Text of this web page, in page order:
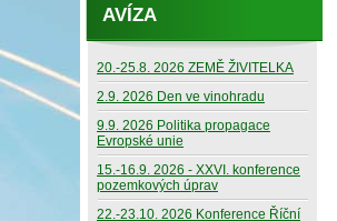
AVÍZA
20.-25.8. 2026 ZEMĚ ŽIVITELKA
2.9. 2026 Den ve vinohradu
9.9. 2026 Politika propagace
Evropské unie
15.-16.9. 2026 - XXVI. konference
pozemkových úprav
22.-23.10. 2026 Konference Říční